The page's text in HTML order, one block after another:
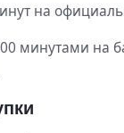
на
минутами на